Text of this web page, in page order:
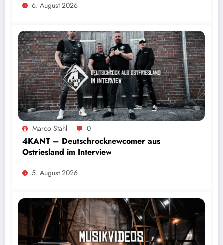
6. August 2026
Marco Stahl 0
4KANT – Deutschrocknewcomer aus
Ostriesland im Interview
5. August 2026